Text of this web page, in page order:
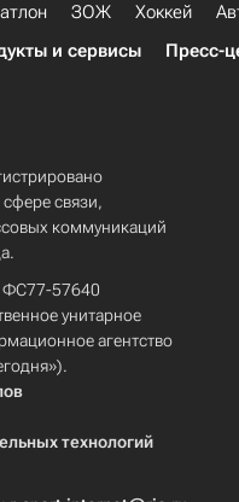
ЗОЖ Хоккей
и сервисы Пресс-
связи,
коммуникаций
ФС77-57640
унитарное
агентство
технологий